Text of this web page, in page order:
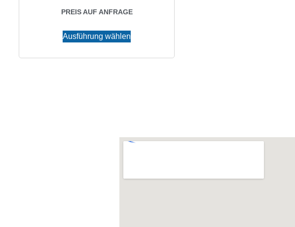
PREIS AUF ANFRAGE
Ausführung wählen